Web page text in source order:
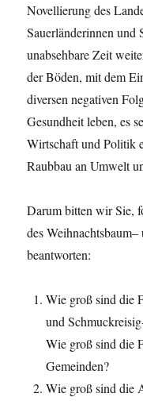
Novellierung des
Sauerländerinnen und
unabsehbare Zeit
der Böden, mit dem
diversen negativen
Gesundheit leben, es
Wirtschaft und Politik
Raubbau an Umwelt
Darum bitten wir Sie,
des
beantworten:
Wie groß sind die
und
Wie groß sind die
Gemeinden?
Wie groß sind die